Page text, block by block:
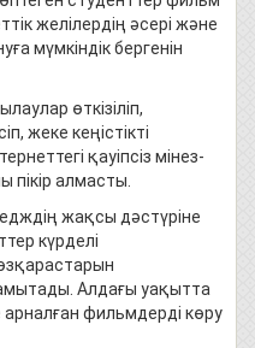
желілердің әсері және
мүмкіндік бергенін
өткізіліп,
жеке кеңістікті
қауіпсіз мінез-
алмасты.
жақсы дәстүріне
күрделі
Алдағы уақытта
арналған фильмдерді көру